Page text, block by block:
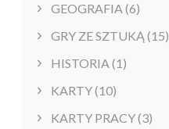
GEOGRAFIA (6)
GRY ZE SZTUKĄ(15)
HISTORIA (1)
KARTY(10)
KARTY PRACY(3)